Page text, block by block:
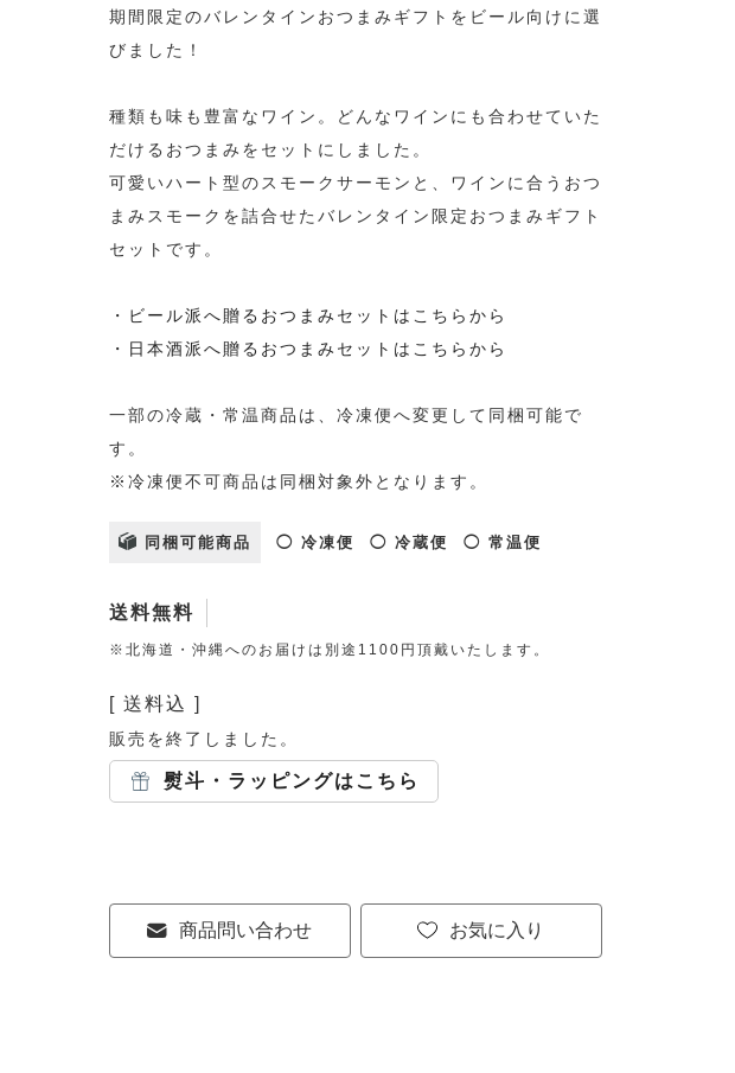
期間限定のバレンタインおつまみギフトをビール向けに選
びました！
種類も味も豊富なワイン。どんなワインにも合わせていた
だけるおつまみをセットにしました。
可愛いハート型のスモークサーモンと、ワインに合うおつ
まみスモークを詰合せたバレンタイン限定おつまみギフト
セットです。
・ビール派へ贈るおつまみセットはこちらから
・日本酒派へ贈るおつまみセットはこちらから
一部の冷蔵・常温商品は、冷凍便へ変更して同梱可能で
す。
※冷凍便不可商品は同梱対象外となります。
同梱可能商品 ◯ 冷凍便 ◯ 冷蔵便 ◯ 常温便
送料無料
※北海道・沖縄へのお届けは別途1100円頂戴いたします。
送料込
販売を終了しました。
熨斗・ラッピングはこちら
お気に入り
商品問い合わせ